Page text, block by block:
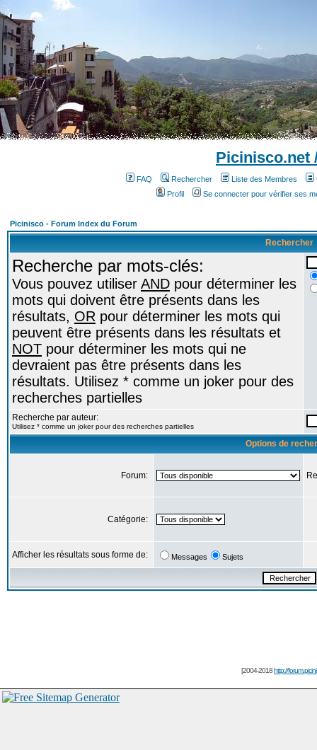
Picinisco.net
FAQ Rechercher Liste des Membres
Profil
Se connecter pour vérifier ses
Picinisco - Forum Index du Forum
Rechercher
Recherche par mots-clés:
Vous pouvez utiliser AND pour déterminer les
mots qui doivent être présents dans les
résultats, OR pour déterminer les mots qui
peuvent être présents dans les résultats et
NOT pour déterminer les mots qui ne
devraient pas être présents dans les
résultats. Utilisez * comme un joker pour des
recherches partielles
Recherche par auteur:
Utilisez * comme un joker pour des recherches partielles
Options de
Forum:
Catégorie:
Afficher les résultats sous forme de: Messages Sujets
[2004-2018http://